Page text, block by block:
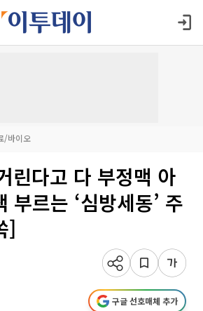
/바이오
린다고 다 부정맥 아
르는 ‘심방세동’ 주
]
구글 선호매체 추가